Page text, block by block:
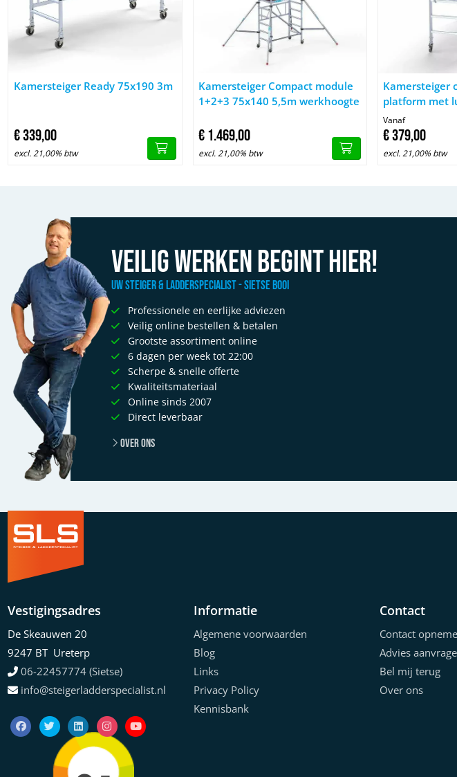
Afbeelding Kamersteiger Ready 75x190 3m
Kamersteiger Ready 75x190 3m
€339,00
excl. 21,00% btw
Afbeelding Kamersteiger Compact module 1+2+3
Kamersteiger Compact module
1+2+3 75x140 5,5m werkhoogte
€1.469,00
excl. 21,00% btw
Afbeelding
Kamersteiger
platform met
cm
Vanaf
€379,00
excl. 21,00% btw
Veilig werken begint hier!
Uw Steiger & Ladderspecialist - Sietse Booi
Professionele en eerlijke adviezen
Veilig online bestellen & betalen
Grootste assortiment online
6 dagen per week tot 22:00
Scherpe & snelle offerte
Kwaliteitsmateriaal
Online sinds 2007
Direct leverbaar
Over ons
Vestigingsadres
De Skeauwen 20
9247 BT Ureterp
06-22457774 (Sietse)
info@steigerladderspecialist.nl
Informatie
Algemene voorwaarden
Blog
Links
Privacy Policy
Kennisbank
Contact
Contact
Advies
Bel mij terug
Over ons